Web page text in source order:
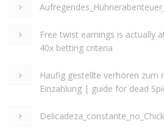
Free twist earnings is actually
40x betting criteria
Haufig gestellte verhören zum
Einzahlung | guide for dead